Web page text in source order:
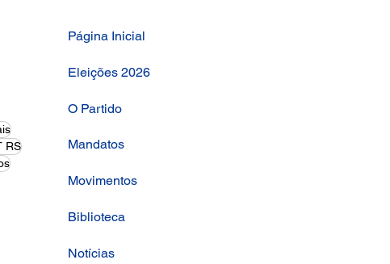
RS
Página Inicial
Eleições 2026
O Partido
Mandatos
Movimentos
Biblioteca
Notícias